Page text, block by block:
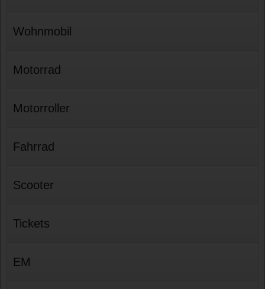
Wohnmobil
Motorrad
Motorroller
Fahrrad
Scooter
Tickets
EM